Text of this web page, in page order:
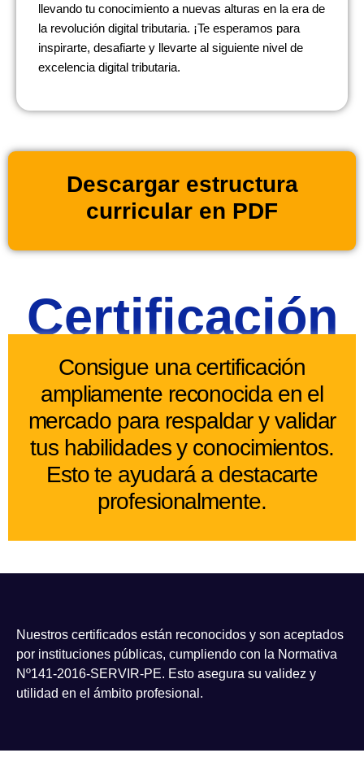
llevando tu conocimiento a nuevas alturas en la era de
la revolución digital tributaria. ¡Te esperamos para
inspirarte, desafiarte y llevarte al siguiente nivel de
excelencia digital tributaria.
Descargar estructura
curricular en PDF
Certificación
Consigue una certificación
ampliamente reconocida en el
mercado para respaldar y validar
tus habilidades y conocimientos.
Esto te ayudará a destacarte
profesionalmente.
Nuestros certificados están reconocidos y son aceptados
por instituciones públicas, cumpliendo con la Normativa
Nº141-2016-SERVIR-PE. Esto asegura su validez y
utilidad en el ámbito profesional.